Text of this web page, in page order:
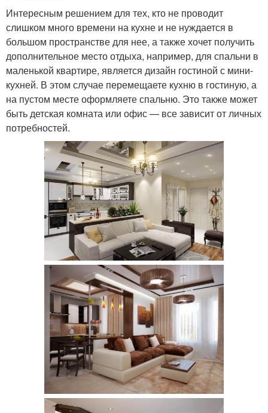
Интересным решением для тех, кто не проводит
слишком много времени на кухне и не нуждается в
большом пространстве для нее, а также хочет получить
дополнительное место отдыха, например, для спальни в
маленькой квартире, является дизайн гостиной с мини-
кухней. В этом случае перемещаете кухню в гостиную, а
на пустом месте оформляете спальню. Это также может
быть детская комната или офис — все зависит от личных
потребностей.